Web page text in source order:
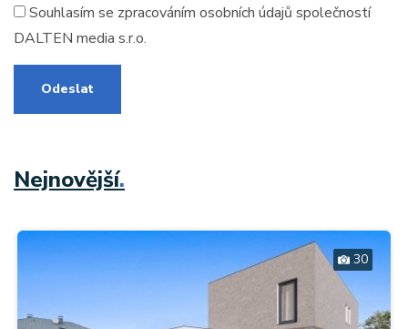
Souhlasím se zpracováním osobních údajů společností
DALTEN media s.r.o.
Odeslat
Nejnovější.
30